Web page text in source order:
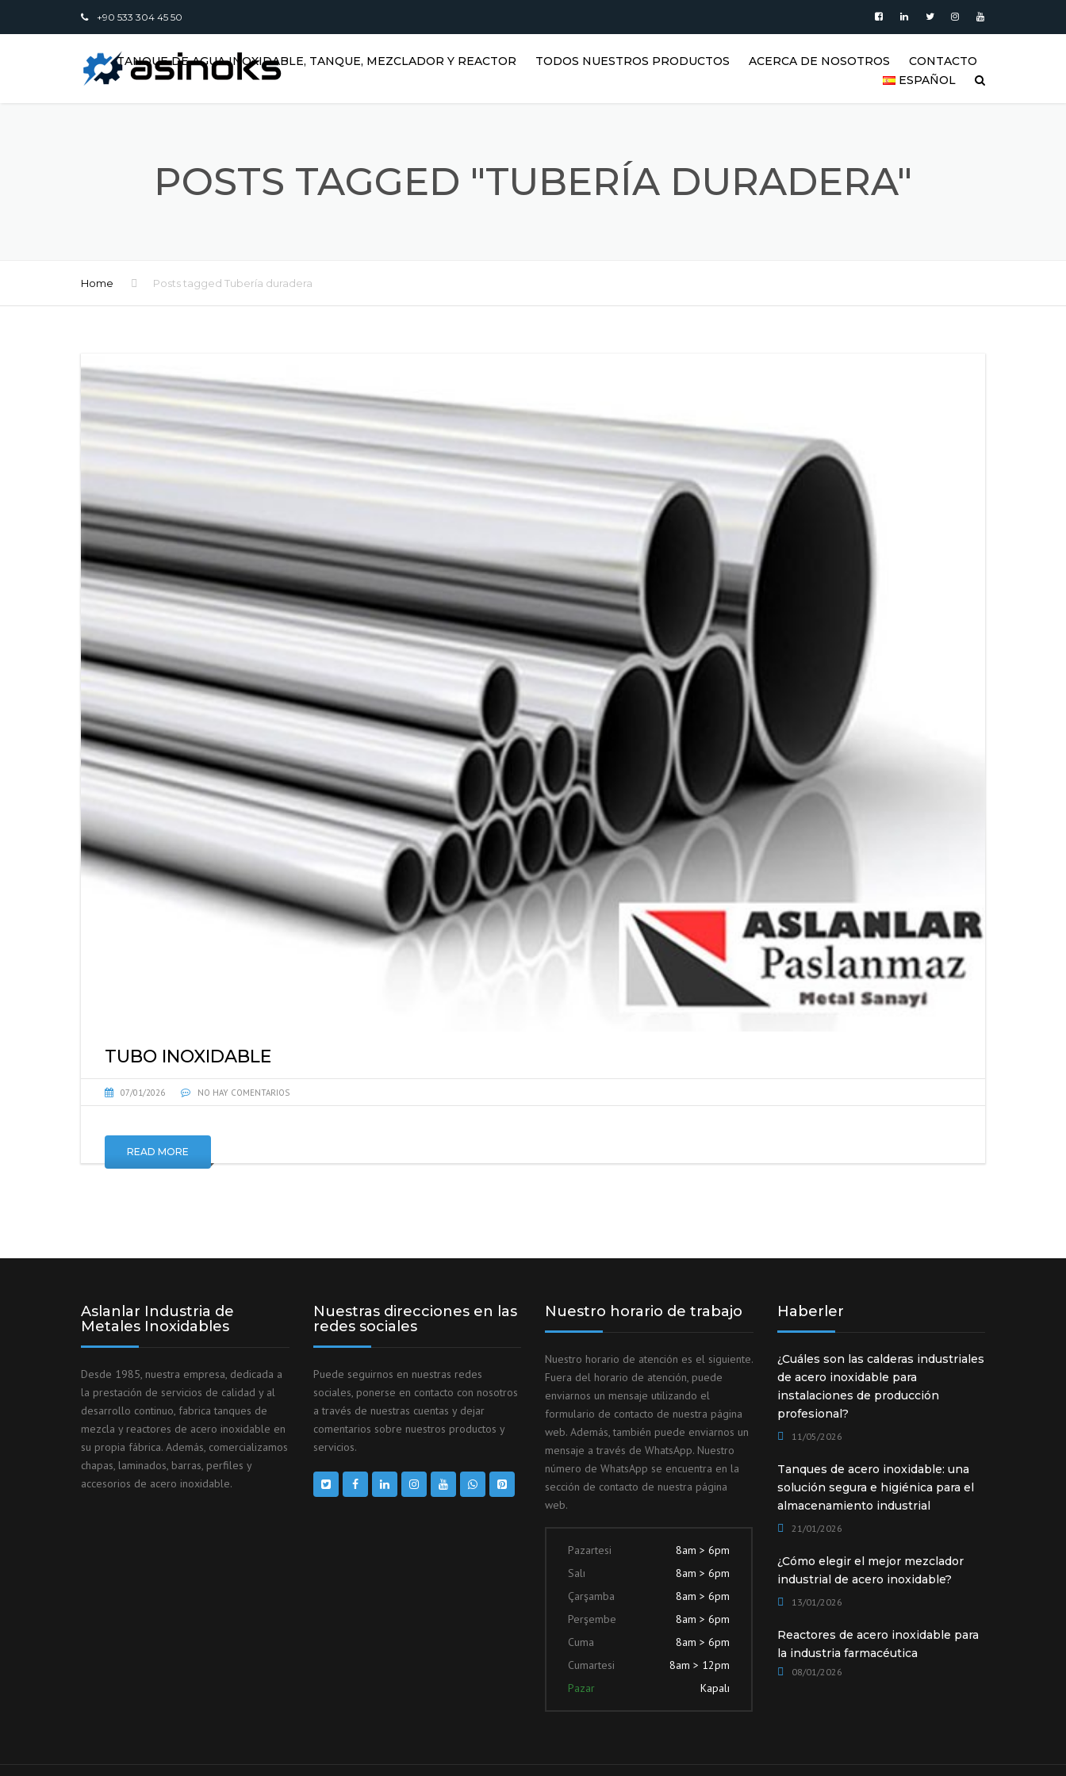
+90 533 304 45 50
TANQUE DE AGUA INOXIDABLE, TANQUE, MEZCLADOR Y REACTOR TODOS NUESTROS PRODUCTOS
TANQUES VERTICALES DE
ACERO INOXIDABLE |
PRODUCTOS INOXIDABLES
FILTROS
ACERCA DE NOSOTROS
BLOG
REFERENCIAS
CONTACTO
ESPAÑOL
POSTS TAGGED "TUBERÍA DURADERA"
Home Posts tagged Tubería duradera
TUBO INOXIDABLE
07/01/2026 NO HAY COMENTARIOS
READ MORE
Aslanlar Industria de
Metales Inoxidables
Desde 1985, nuestra empresa, dedicada a
la prestación de servicios de calidad y al
desarrollo continuo, fabrica tanques de
mezcla y reactores de acero inoxidable en
su propia fábrica. Además, comercializamos
chapas, laminados, barras, perfiles y
accesorios de acero inoxidable.
Nuestras direcciones en las
redes sociales
Puede seguirnos en nuestras redes
sociales, ponerse en contacto con nosotros
a través de nuestras cuentas y dejar
comentarios sobre nuestros productos y
servicios.
Nuestro horario de trabajo
Nuestro horario de atención es el siguiente.
Fuera del horario de atención, puede
enviarnos un mensaje utilizando el
formulario de contacto de nuestra página
web. Además, también puede enviarnos un
mensaje a través de WhatsApp. Nuestro
número de WhatsApp se encuentra en la
sección de contacto de nuestra página
web.
Pazartesi
8am > 6pm
Salı
8am > 6pm
Çarşamba
8am > 6pm
Perşembe
8am > 6pm
Cuma
8am > 6pm
Cumartesi
8am > 12pm
Pazar
Kapalı
Haberler
¿Cuáles son las calderas industriales
de acero inoxidable para
instalaciones de producción
profesional?
11/05/2026
Tanques de acero inoxidable: una
solución segura e higiénica para el
almacenamiento industrial
21/01/2026
¿Cómo elegir el mejor mezclador
industrial de acero inoxidable?
13/01/2026
Reactores de acero inoxidable para
la industria farmacéutica
08/01/2026